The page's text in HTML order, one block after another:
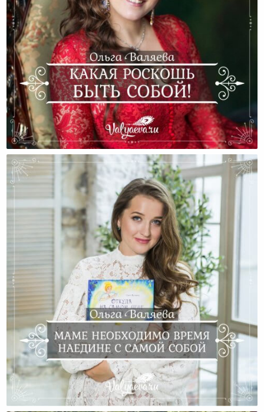
Какая Роскошь Быть Собой!
Маме Необходимо Время Наедине С Самой Собой